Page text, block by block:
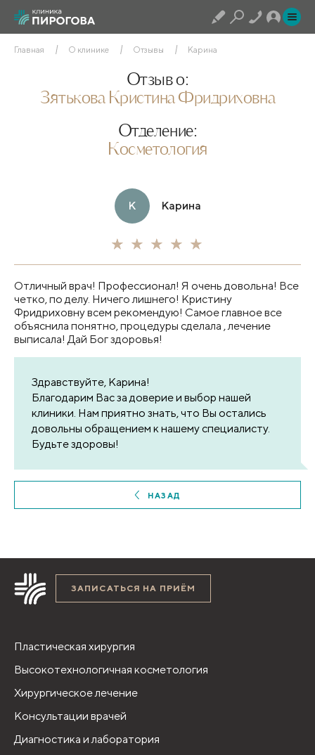
Главная О клинике Отзывы Карина
Отзыв о:
Зятькова Кристина Фридриховна
Отделение:
Косметология
К Карина
Отличный врач! Профессионал! Я очень довольна! Все
четко, по делу. Ничего лишнего! Кристину
Фридриховну всем рекомендую! Самое главное все
объяснила понятно, процедуры сделала , лечение
выписала! Дай Бог здоровья!
Здравствуйте, Карина!
Благодарим Вас за доверие и выбор нашей
клиники. Нам приятно знать, что Вы остались
довольны обращением к нашему специалисту.
Будьте здоровы!
НАЗАД
ЗАПИСАТЬСЯ НА ПРИЁМ
Пластическая хирургия
Высокотехнологичная косметология
Хирургическое лечение
Консультации врачей
Диагностика и лаборатория